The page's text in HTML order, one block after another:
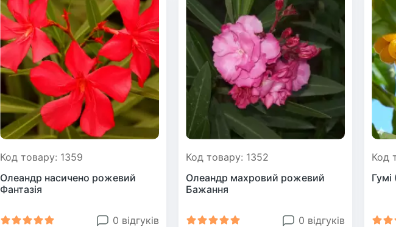
Код товару: 1359
Олеандр насичено рожевий
Фантазія
0 відгуків
Код товару: 1352
Олеандр махровий рожевий
Бажання
0 відгуків
Код